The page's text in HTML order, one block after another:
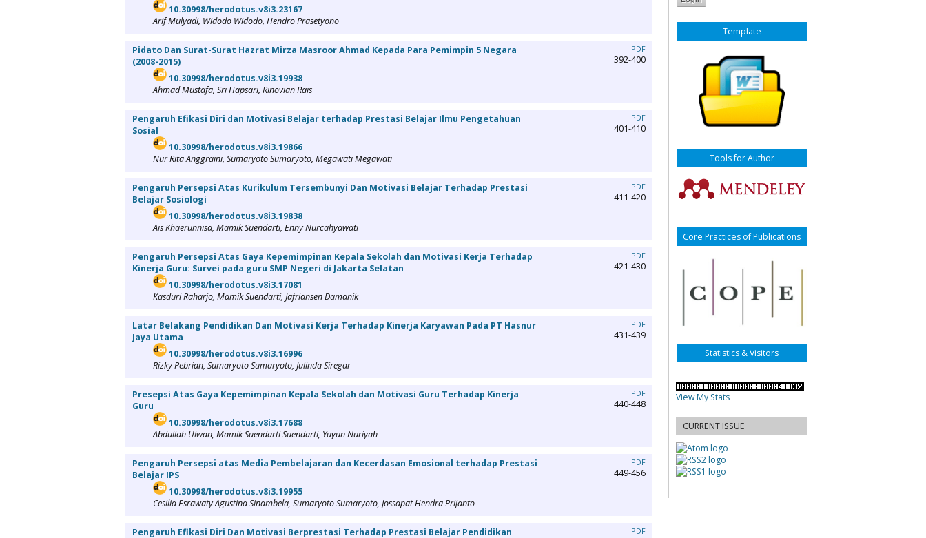
Template
Tools for Author
Core Practices of Publications
Statistics & Visitors
View My Stats
CURRENT ISSUE
10.30998/herodotus.v8i3.23167
Arif Mulyadi, Widodo Widodo, Hendro Prasetyono
Pidato Dan Surat-Surat Hazrat Mirza Masroor Ahmad Kepada Para Pemimpin 5 Negara
(2008-2015)
10.30998/herodotus.v8i3.19938
Ahmad Mustafa, Sri Hapsari, Rinovian Rais
PDF
392-400
Pengaruh Efikasi Diri dan Motivasi Belajar terhadap Prestasi Belajar Ilmu Pengetahuan
Sosial
10.30998/herodotus.v8i3.19866
Nur Rita Anggraini, Sumaryoto Sumaryoto, Megawati Megawati
PDF
401-410
Pengaruh Persepsi Atas Kurikulum Tersembunyi Dan Motivasi Belajar Terhadap Prestasi
Belajar Sosiologi
10.30998/herodotus.v8i3.19838
Ais Khaerunnisa, Mamik Suendarti, Enny Nurcahyawati
PDF
411-420
Pengaruh Persepsi Atas Gaya Kepemimpinan Kepala Sekolah dan Motivasi Kerja Terhadap
Kinerja Guru: Survei pada guru SMP Negeri di Jakarta Selatan
10.30998/herodotus.v8i3.17081
Kasduri Raharjo, Mamik Suendarti, Jafriansen Damanik
PDF
421-430
Latar Belakang Pendidikan Dan Motivasi Kerja Terhadap Kinerja Karyawan Pada PT Hasnur
Jaya Utama
10.30998/herodotus.v8i3.16996
Rizky Pebrian, Sumaryoto Sumaryoto, Julinda Siregar
PDF
431-439
Presepsi Atas Gaya Kepemimpinan Kepala Sekolah dan Motivasi Guru Terhadap Kinerja
Guru
10.30998/herodotus.v8i3.17688
Abdullah Ulwan, Mamik Suendarti Suendarti, Yuyun Nuriyah
PDF
440-448
Pengaruh Persepsi atas Media Pembelajaran dan Kecerdasan Emosional terhadap Prestasi
Belajar IPS
10.30998/herodotus.v8i3.19955
Cesilia Esrawaty Agustina Sinambela, Sumaryoto Sumaryoto, Jossapat Hendra Prijanto
PDF
449-456
Pengaruh Efikasi Diri Dan Motivasi Berprestasi Terhadap Prestasi Belajar Pendidikan PDF